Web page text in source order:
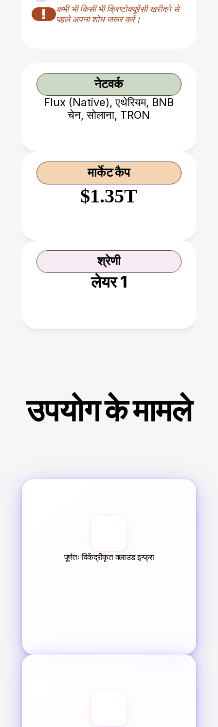
!
कभी भी किसी भी क्रिप्टोक्यूरेंसी खरीदने से
पहले अपना शोध जरूर करें।
नेटवर्क
Flux (Native), एथेरियम, BNB
चेन, सोलाना, TRON
मार्केट कैप
$1.35T
श्रेणी
लेयर 1
उपयोग के मामले
पूर्णतः विकेंद्रीकृत क्लाउड इन्फ्रा